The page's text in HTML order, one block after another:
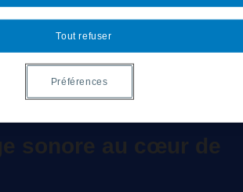
de Déroutes
2017byroy_jean
sonore au cœur de
Tout refuser
Préférences